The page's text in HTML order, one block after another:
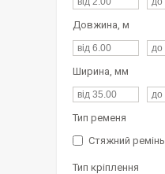
Довжина, м
Ширина, мм
Тип ременя
Стяжний ремінь
Тип кріплення